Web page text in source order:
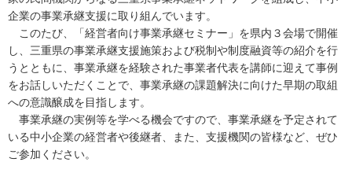
企業の事業承継支援に取り組んでいます。
このたび、「経営者向け事業承継セミナー」を県内３会場で開催
し、三重県の事業承継支援施策および税制や制度融資等の紹介を行
うとともに、事業承継を経験された事業者代表を講師に迎えて事例
をお話しいただくことで、事業承継の課題解決に向けた早期の取組
への意識醸成を目指します。
事業承継の実例等を学べる機会ですので、事業承継を予定されて
いる中小企業の経営者や後継者、また、支援機関の皆様など、ぜひ
ご参加ください。